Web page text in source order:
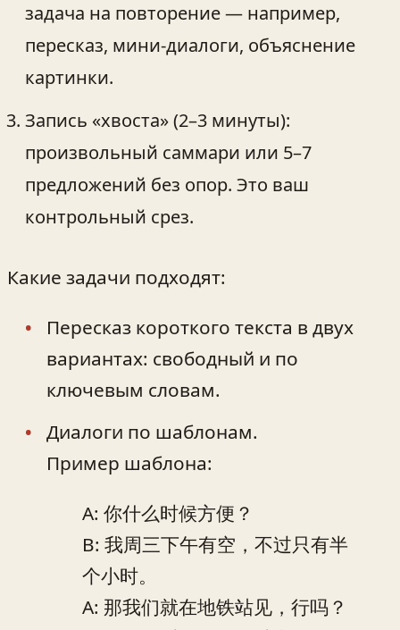
задача на повторение — например,
пересказ, мини‑диалоги, объяснение
картинки.
Запись «хвоста» (2–3 минуты):
произвольный саммари или 5–7
предложений без опор. Это ваш
контрольный срез.
Какие задачи подходят:
Пересказ короткого текста в двух
вариантах: свободный и по
ключевым словам.
Диалоги по шаблонам.
Пример шаблона:
A: 你什么时候方便？
B: 我周三下午有空，不过只有半
个小时。
A: 那我们就在地铁站见，行吗？